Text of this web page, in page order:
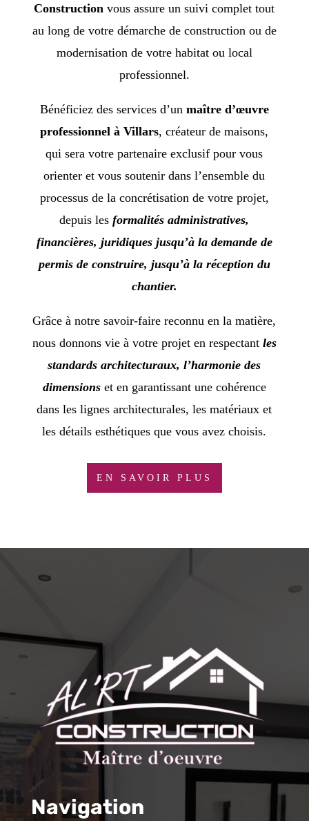
Construction vous assure un suivi complet tout
au long de votre démarche de construction ou de
modernisation de votre habitat ou local
professionnel.
Bénéficiez des services d’un maître d’œuvre
professionnel à Villars, créateur de maisons,
qui sera votre partenaire exclusif pour vous
orienter et vous soutenir dans l’ensemble du
processus de la concrétisation de votre projet,
depuis lesformalités administratives,
financières, juridiques jusqu’à la demande de
permis de construire, jusqu’à la réception du
chantier.
Grâce à notre savoir-faire reconnu en la matière,
nous donnons vie à votre projet en respectant les
standards architecturaux, l’harmonie des
dimensionset en garantissant une cohérence
dans les lignes architecturales, les matériaux et
les détails esthétiques que vous avez choisis.
EN SAVOIR PLUS
Navigation